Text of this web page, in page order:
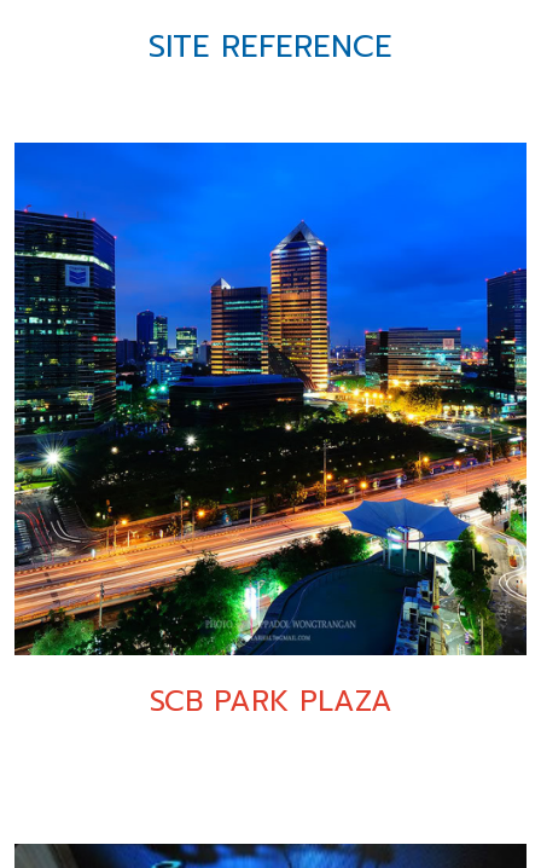
SITE REFERENCE
SCB PARK PLAZA